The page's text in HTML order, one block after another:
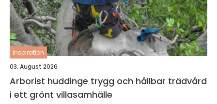
inspiration
03. August 2026
Arborist huddinge trygg och hållbar trädvård
i ett grönt villasamhälle